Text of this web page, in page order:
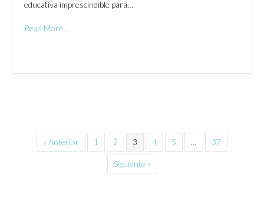
educativa imprescindible para…
Read More...
« Anterior 1 2 3 4 5 … 37
Siguiente »